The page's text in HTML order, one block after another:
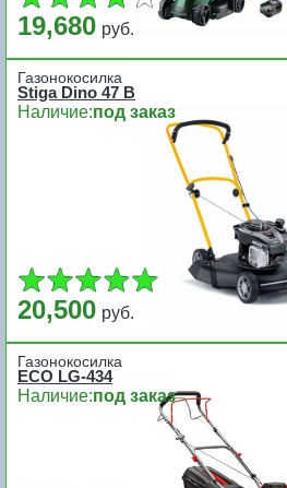
19,680 руб.
Газонокосилка
Stiga Dino 47 B
Наличие:под заказ
20,500 руб.
Газонокосилка
ECO LG-434
Наличие:под заказ